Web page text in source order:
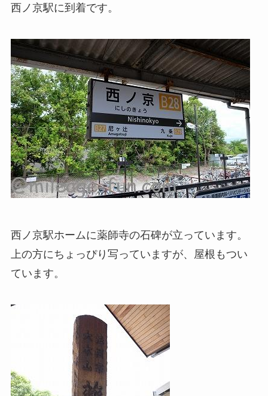
西ノ京駅に到着です。
西ノ京駅ホームに薬師寺の石碑が立っています。
上の方にちょっぴり写っていますが、屋根もつい
ています。